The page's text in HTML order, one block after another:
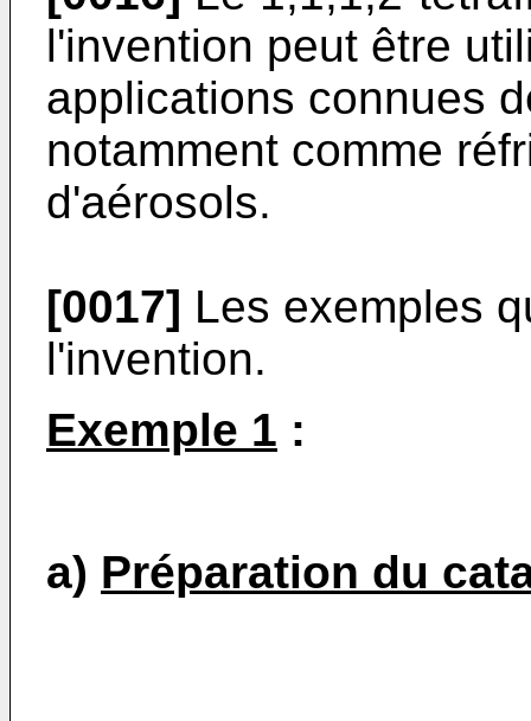
l'invention peut être
applications connues
notamment comme
d'aérosols.
[0017] Les exemples
l'invention.
Exemple 1 :
a) Préparation du